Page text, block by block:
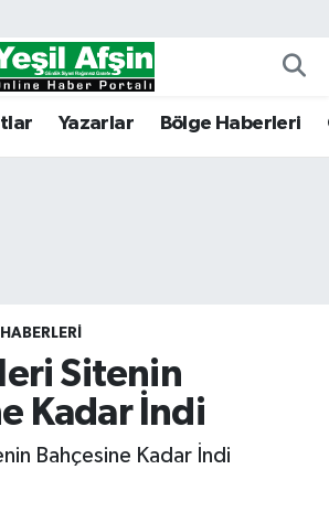
Yazarlar Bölge Haberleri
Sitenin
Kadar İndi
Bahçesine Kadar İndi
Nöbetçi Eczaneler